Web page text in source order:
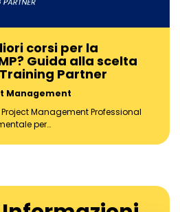
corsi per la
Guida alla scelta
Partner
Management
Management Professional
per…